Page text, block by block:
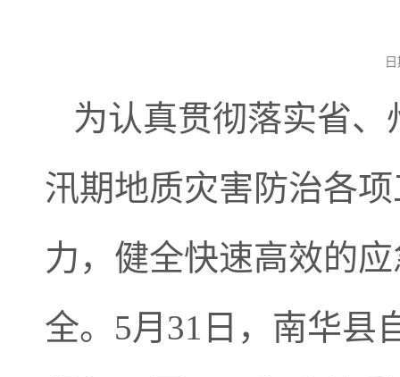
为认真贯彻落实省
汛期地质灾害防治各
力，健全快速高效的
全。5月31日，南华县